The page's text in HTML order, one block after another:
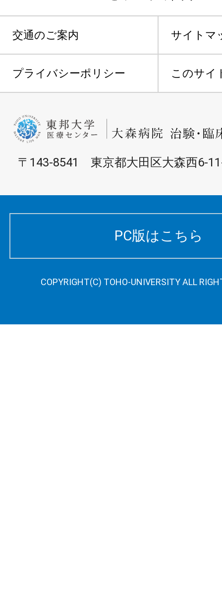
交通のご案内 サイトマ
プライバシーポリシー このサイ
〒143-8541 東京都大田区大森西6-
PC版はこちら
COPYRIGHT(C) TOHO-UNIVERSITY ALL